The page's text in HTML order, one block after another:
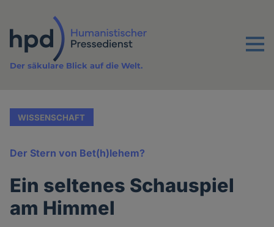
Inhalt
Menu
Der säkulare Blick auf die Welt.
WISSENSCHAFT
Der Stern von Bet(h)lehem?
Ein seltenes Schauspiel
am Himmel